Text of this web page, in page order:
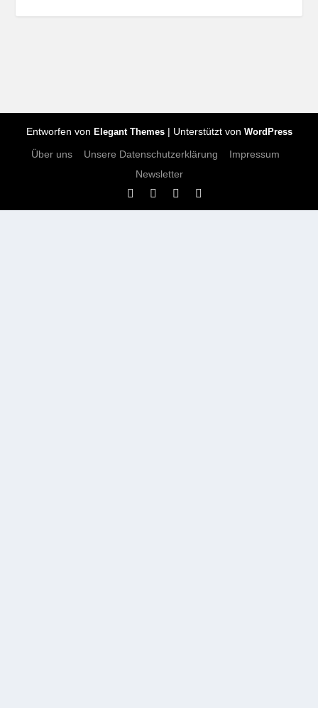
Entworfen von Elegant Themes| Unterstützt von WordPress
Über uns Unsere Datenschutzerklärung
Impressum
Newsletter